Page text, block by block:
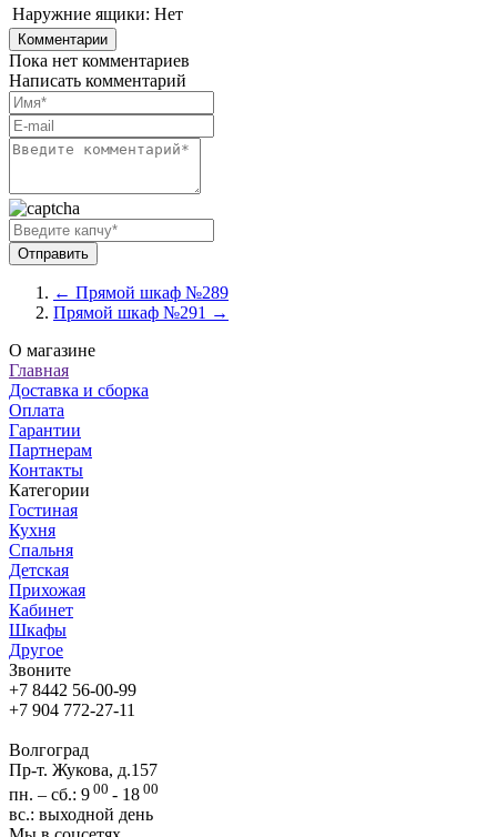
Наружние ящики: Нет
Комментарии
Пока нет комментариев
Написать комментарий
← Прямой шкаф №289
Прямой шкаф №291 →
О магазине
Главная
Доставка и сборка
Оплата
Гарантии
Партнерам
Контакты
Категории
Гостиная
Кухня
Спальня
Детская
Прихожая
Кабинет
Шкафы
Другое
Звоните
+7 8442 56-00-99
+7 904 772-27-11
Волгоград
Пр-т. Жукова, д.157
пн. – сб.: 9 00 - 18 00
вс.: выходной день